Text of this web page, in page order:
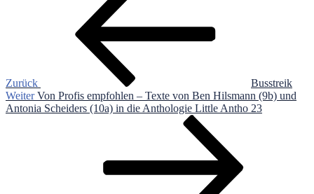
Zurück
Busstreik
Nächster
Beitrag
Weiter Von Profis empfohlen – Texte von Ben Hilsmann (9b) und
Antonia Scheiders (10a) in die Anthologie Little Antho 23